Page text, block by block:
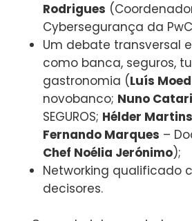
Rodrigues
Cybersegurança da
Um debate transversal
como banca, seguros,
gastronomia (Luís
novobanco; Nuno
SEGUROS; Hélder Martins
Fernando Marques –
Chef Noélia Jerónimo);
Networking qualificado
decisores.